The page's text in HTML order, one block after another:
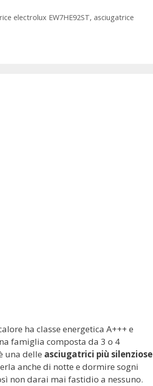
electrolux EW7HE92ST, asciugatrice
ha classe energetica A+++ e
famiglia composta da 3 o 4
una delle asciugatrici più silenziose
anche di notte e dormire sogni
non darai mai fastidio a nessuno.